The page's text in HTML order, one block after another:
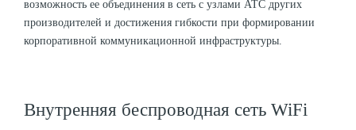
возможность ее объединения в сеть с узлами АТС других
производителей и достижения гибкости при формировании
корпоративной коммуникационной инфраструктуры.
Внутренняя беспроводная сеть WiFi